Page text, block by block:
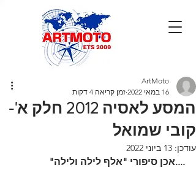
המסע לאסיה 2012 חלק א'-
קובי שמואל
ArtMoto
16 במאי 2022
זמן קריאה 4 דקות
עודכן: 13 ביוני 2022
....אכן סיפורי "אלף לילה ולילה"